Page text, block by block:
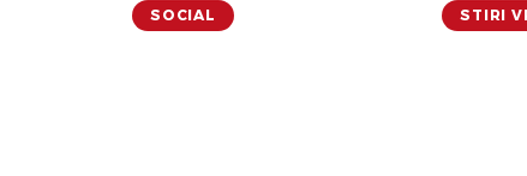
SOCIAL STIRI